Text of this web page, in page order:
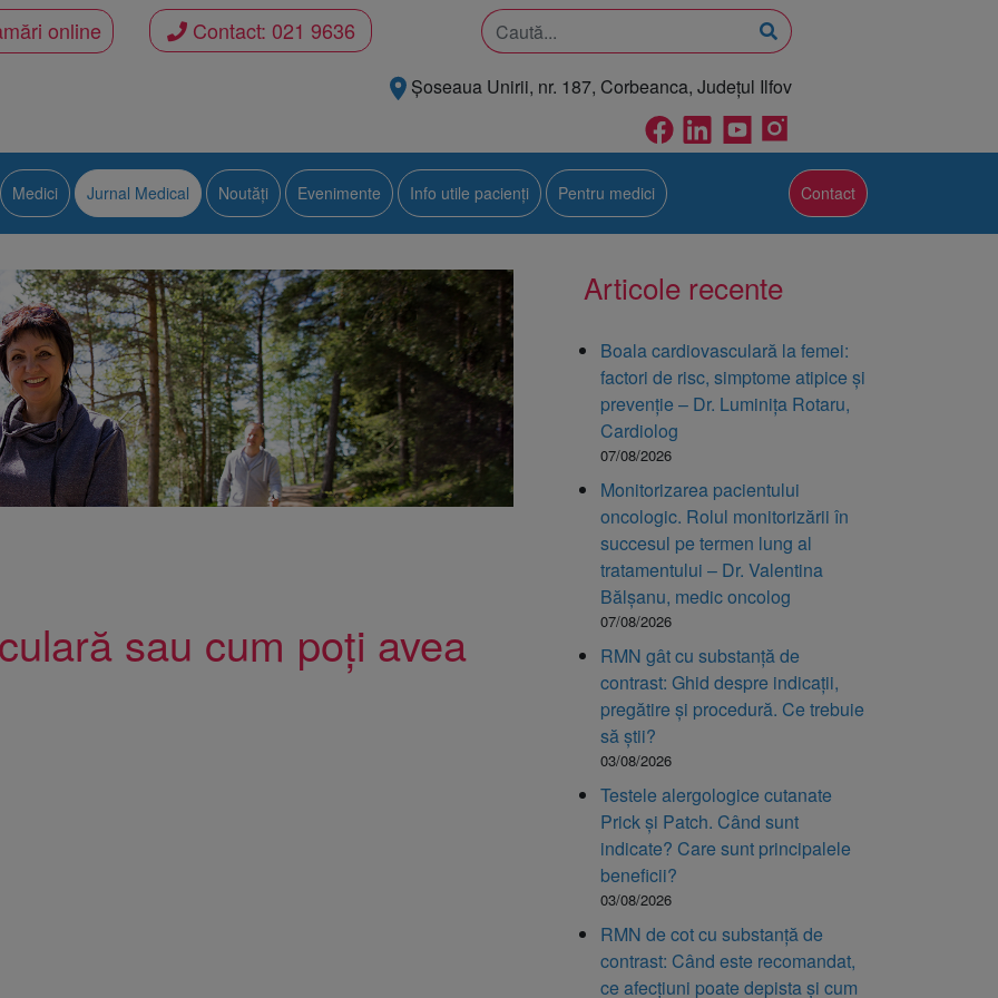
online Contact: 021 9636
Șoseaua Unirii, nr. 187, Corbeanca, Județul Ilfov
Medici Jurnal Medical Noutăți Evenimente Info utile pacienți Pentru medici Contact
sau cum poți avea
Articole recente
Boala cardiovasculară la femei:
factori de risc, simptome atipice și
prevenție – Dr. Luminița Rotaru,
Cardiolog
07/08/2026
Monitorizarea pacientului
oncologic. Rolul monitorizării în
succesul pe termen lung al
tratamentului – Dr. Valentina
Bălșanu, medic oncolog
07/08/2026
RMN gât cu substanță de
contrast: Ghid despre indicații,
pregătire și procedură. Ce trebuie
să știi?
03/08/2026
Testele alergologice cutanate
Prick și Patch. Când sunt
indicate? Care sunt principalele
beneficii?
03/08/2026
RMN de cot cu substanță de
contrast: Când este recomandat,
ce afecțiuni poate depista și cum